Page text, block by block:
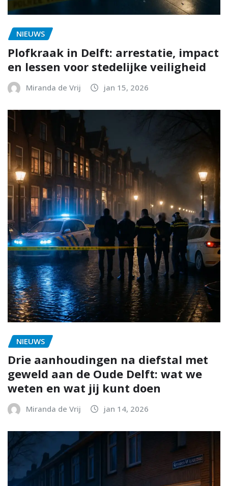
NIEUWS
Plofkraak in Delft: arrestatie, impact
en lessen voor stedelijke veiligheid
Miranda de Vrij jan 15, 2026
NIEUWS
Drie aanhoudingen na diefstal met
geweld aan de Oude Delft: wat we
weten en wat jij kunt doen
Miranda de Vrij jan 14, 2026